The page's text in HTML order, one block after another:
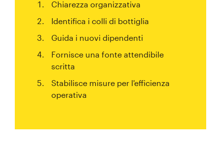
Chiarezza organizzativa
Identifica i colli di bottiglia
Guida i nuovi dipendenti
Fornisce una fonte attendibile
scritta
Stabilisce misure per l'efficienza
operativa